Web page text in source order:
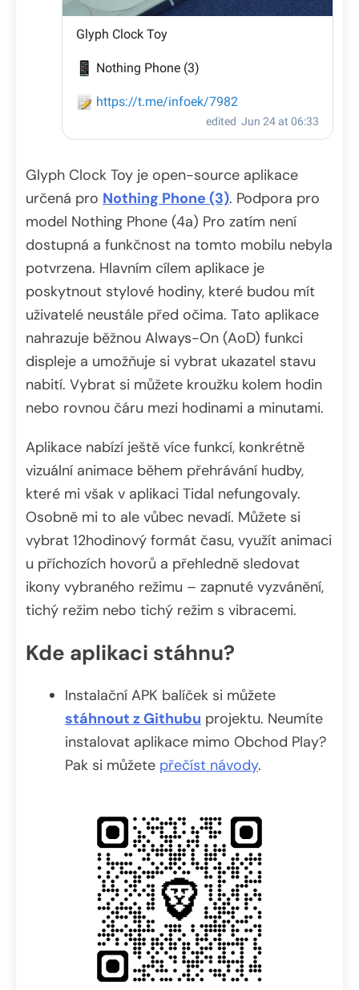
Glyph Clock Toy je open-source aplikace
určená pro Nothing Phone (3). Podpora pro
model Nothing Phone (4a) Pro zatím není
dostupná a funkčnost na tomto mobilu nebyla
potvrzena. Hlavním cílem aplikace je
poskytnout stylové hodiny, které budou mít
uživatelé neustále před očima. Tato aplikace
nahrazuje běžnou Always-On (AoD) funkci
displeje a umožňuje si vybrat ukazatel stavu
nabití. Vybrat si můžete kroužku kolem hodin
nebo rovnou čáru mezi hodinami a minutami.
Aplikace nabízí ještě více funkcí, konkrétně
vizuální animace během přehrávání hudby,
které mi však v aplikaci Tidal nefungovaly.
Osobně mi to ale vůbec nevadí. Můžete si
vybrat 12hodinový formát času, využít animaci
u příchozích hovorů a přehledně sledovat
ikony vybraného režimu – zapnuté vyzvánění,
tichý režim nebo tichý režim s vibracemi.
Kde aplikaci stáhnu?
Instalační APK balíček si můžete
stáhnout z Githubu projektu. Neumíte
instalovat aplikace mimo Obchod Play?
Pak si můžete přečíst návody.